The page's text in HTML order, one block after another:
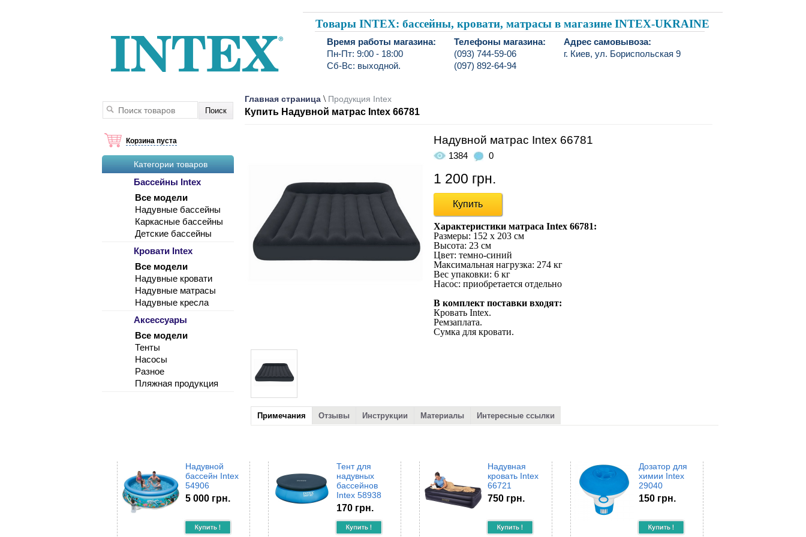
Товары INTEX: бассейны, кровати, матрасы в магазине INTEX-UKRAINE
Время работы магазина:
Пн-Пт: 9:00 - 18:00
Сб-Вс: выходной.
Телефоны магазина:
(093) 744-59-06
(097) 892-64-94
Адрес самовывоза:
г. Киев, ул. Бориспольская 9
Корзина пуста
Категории товаров
Бассейны Intex
Все модели
Надувные бассейны
Каркасные бассейны
Детские бассейны
Кровати Intex
Все модели
Надувные кровати
Надувные матрасы
Надувные кресла
Аксессуары
Все модели
Тенты
Насосы
Разное
Пляжная продукция
Главная страница\ Продукция Intex
Купить Надувной матрас Intex 66781
Надувной матрас Intex 66781
1384 0
1 200 грн.
Купить
Характеристики матраса Intex 66781:
Размеры: 152 х 203 см
Высота: 23 см
Цвет: темно-синий
Максимальная нагрузка: 274 кг
Вес упаковки: 6 кг
Насос: приобретается отдельно
В комплект поставки входят:
Кровать Intex.
Ремзаплата.
Сумка для кровати.
Примечания Отзывы Инструкции Материалы Интересные ссылки
Надувной
бассейн Intex
54906
5 000 грн.
Тент для
надувных
бассейнов
Intex 58938
170 грн.
Надувная
кровать Intex
66721
750 грн.
Дозатор для
химии Intex
29040
150 грн.